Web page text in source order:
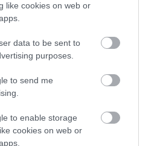
like cookies on web or
data to be sent to
purposes.
to send me
to enable storage
cookies on web or
17 marzo, 2017